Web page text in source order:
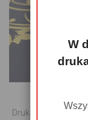
Drukujemy
W